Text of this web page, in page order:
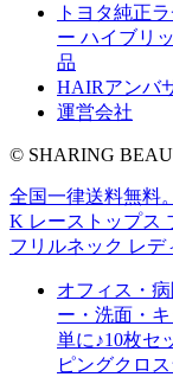
トヨタ純正
ー ハイブリ
品
HAIRアンバ
運営会社
© SHARING
全国一律送料無料
K レーストップス
フリルネック レデ
オフィス・
ー・洗面・
単に♪10枚セ
ピングクロ